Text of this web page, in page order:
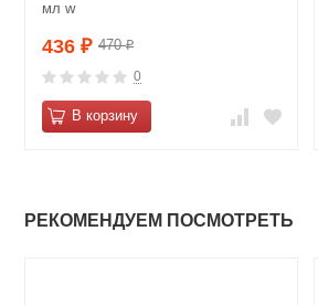
мл w
436 ₽ 470₽
0
В корзину
РЕКОМЕНДУЕМ ПОСМОТРЕТЬ